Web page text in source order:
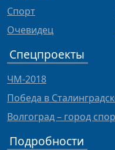
Спорт
Очевидец
Спецпроекты
ЧМ-2018
Победа в
Волгоград – город
Подробности